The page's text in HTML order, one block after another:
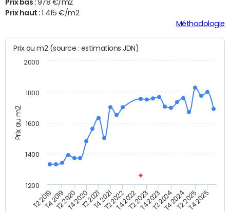
Prix bas : 978 €/m2
Prix haut :1 415 €/m2
Méthodologie
Prix au m2
Prix au m2 (source : estimations JDN)
T2 2019T4 2019T2 2020T4 2020T2 2021T4 2021T2 2022T4 2022T2 2023T4 2023T2 2024T4 2024T2 2025T4 2025
1200
1400
1600
1800
2000